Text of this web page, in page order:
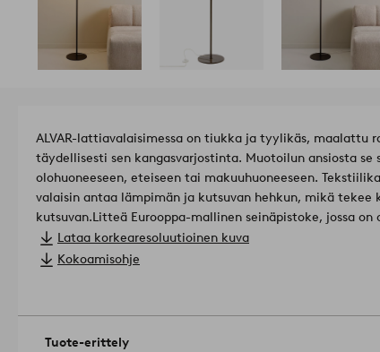
ALVAR-lattiavalaisimessa on tiukka ja tyylikäs, maalattu
täydellisesti sen kangasvarjostinta. Muotoilun ansiosta
olohuoneeseen, eteiseen tai makuuhuoneeseen.
valaisin antaa lämpimän ja kutsuvan hehkun, mikä tekee
kutsuvan.Litteä Eurooppa-mallinen seinäpistoke, jossa
lampunvarjostin: polyesteri.
Valaisimen jalustan materiaali: rauta.
Valonlähteiden lukumäärä: 1 .
Lampunkanta: E27.
Lataa korkearesoluutioinen kuva
Kokoamisohje
Tuote-erittely